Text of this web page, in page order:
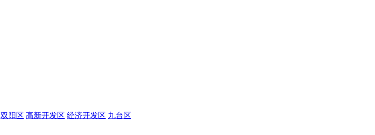
双阳区 高新开发区 经济开发区 九台区